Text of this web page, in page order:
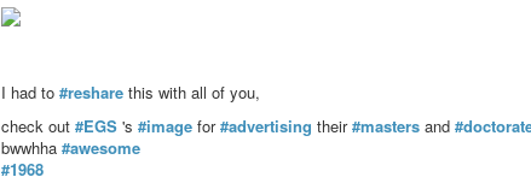
game, the famous fort-da game described elsewhere in Trans–.
to recall it into his own hands. He plays “away” or “gone” and
he can pitch clear of the pleasure principle. He would take the step
comes back into his hands involuntarily! And I can hardly stress
I had to #reshare this with all of you,
check out #EGS 's #image for#advertising their#masters and
bwwhha #awesome
#1968